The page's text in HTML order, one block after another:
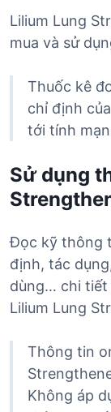
Lilium Lung
mua và sử
Thuốc kê
chỉ định
tới tính
Sử dụng
Đọc kỹ thông
định, tác
dùng… chi tiết
Lilium Lung
Thông tin
Không áp